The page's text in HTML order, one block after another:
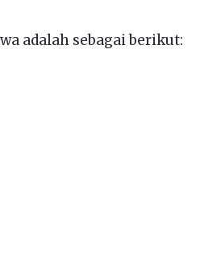
adalah sebagai berikut: